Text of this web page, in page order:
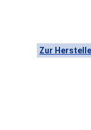
Zur